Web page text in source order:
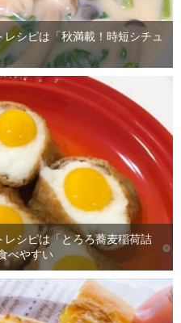
シピは「秋満載！時短シチュ
シピは「とろろ蕎麦稲荷詰
べやすい